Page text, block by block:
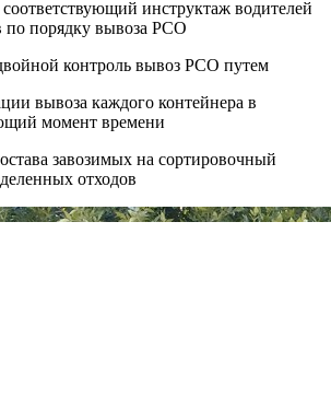
инструктаж водителей
по порядку вывоза РСО
контроль вывоз РСО путем
вывоза каждого контейнера в
момент времени
завозимых на сортировочный
отходов